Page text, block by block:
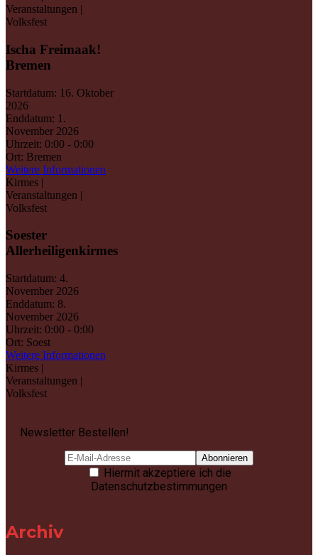
Veranstaltungen |
Volksfest
Ischa Freimaak!
Bremen
Startdatum: 16. Oktober
2026
Enddatum: 1.
November 2026
Uhrzeit: 0:00 - 0:00
Ort: Bremen
Weitere Informationen
Kirmes |
Veranstaltungen |
Volksfest
Soester
Allerheiligenkirmes
Startdatum: 4.
November 2026
Enddatum: 8.
November 2026
Uhrzeit: 0:00 - 0:00
Ort: Soest
Weitere Informationen
Kirmes |
Veranstaltungen |
Volksfest
Newsletter Bestellen!
Hiermit akzeptiere ich die
Datenschutzbestimmungen
Archiv